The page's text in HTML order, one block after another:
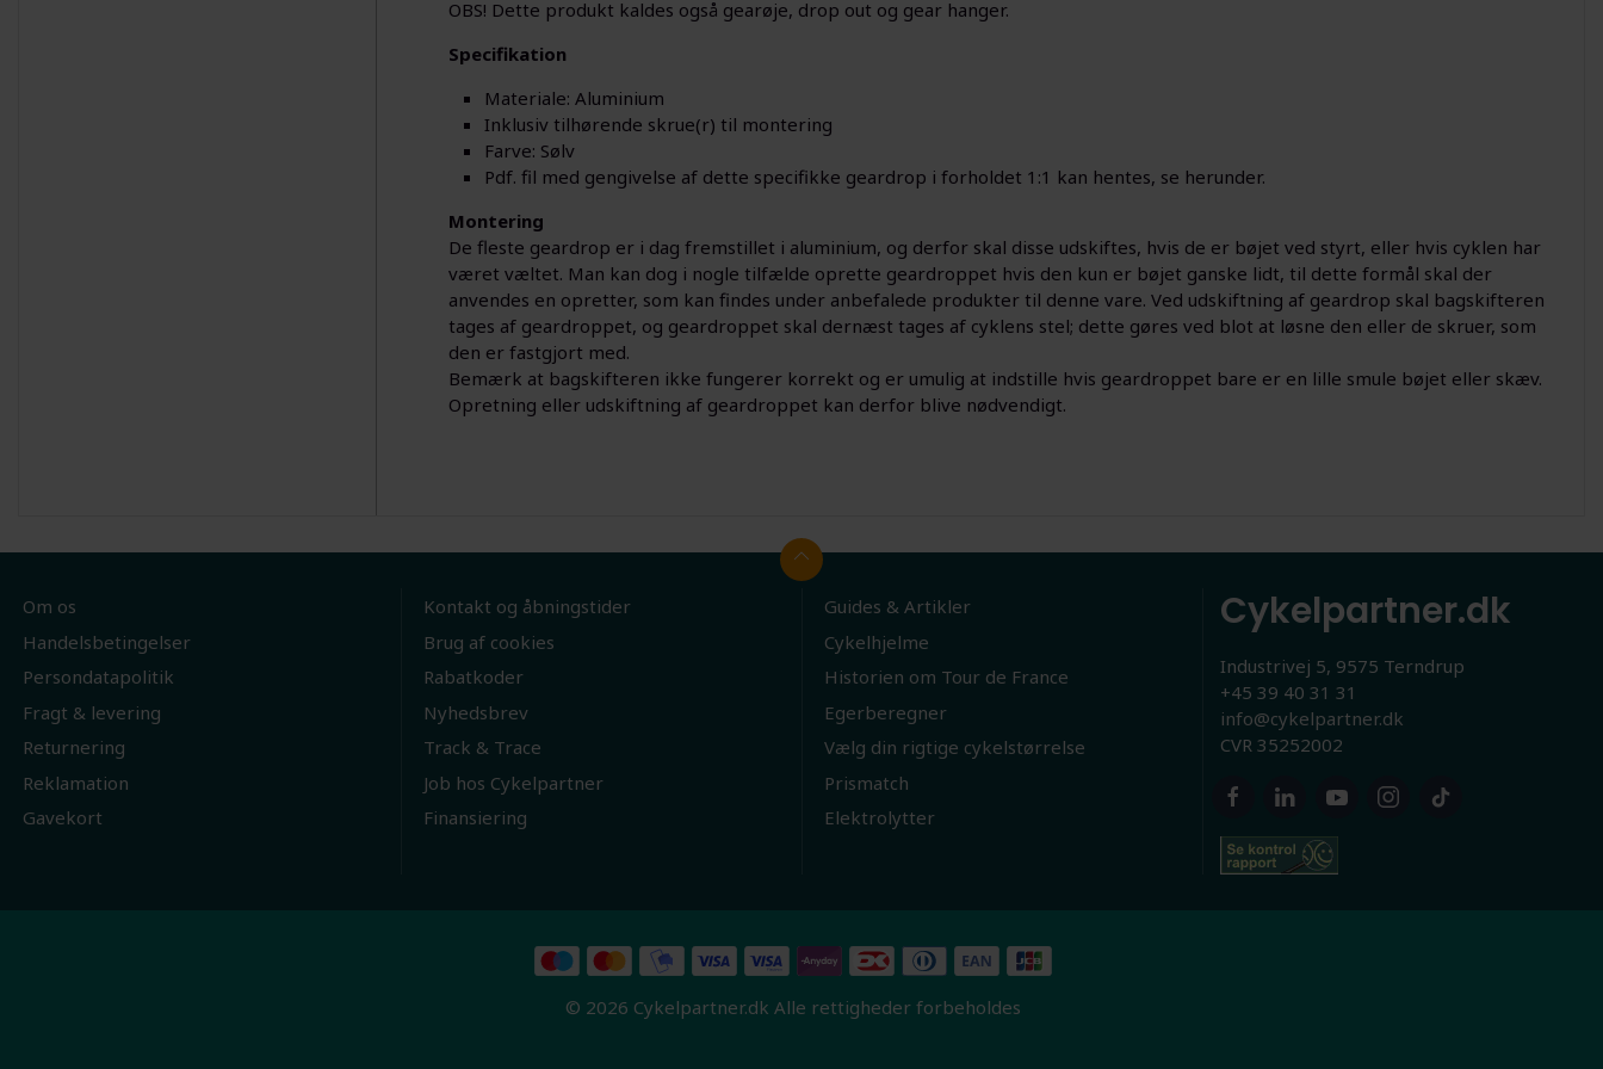
OBS! Dette produkt kaldes også gearøje, drop out og gear hanger.
Specifikation
Materiale: Aluminium
Inklusiv tilhørende skrue(r) til montering
Farve: Sølv
Pdf. fil med gengivelse af dette specifikke geardrop i forholdet 1:1 kan hentes, se herunder.
Montering
De fleste geardrop er i dag fremstillet i aluminium, og derfor skal disse udskiftes, hvis de er bøjet ved styrt, eller hvis cyklen har
været væltet. Man kan dog i nogle tilfælde oprette geardroppet hvis den kun er bøjet ganske lidt, til dette formål skal der
anvendes en opretter, som kan findes under anbefalede produkter til denne vare. Ved udskiftning af geardrop skal bagskifteren
tages af geardroppet, og geardroppet skal dernæst tages af cyklens stel; dette gøres ved blot at løsne den eller de skruer, som
den er fastgjort med.
Bemærk at bagskifteren ikke fungerer korrekt og er umulig at indstille hvis geardroppet bare er en lille smule bøjet eller skæv.
Opretning eller udskiftning af geardroppet kan derfor blive nødvendigt.
Om os
Handelsbetingelser
Persondatapolitik
Fragt & levering
Returnering
Reklamation
Gavekort
Kontakt og åbningstider
Brug af cookies
Rabatkoder
Nyhedsbrev
Track & Trace
Job hos Cykelpartner
Finansiering
Guides & Artikler
Cykelhjelme
Historien om Tour de France
Egerberegner
Vælg din rigtige cykelstørrelse
Prismatch
Elektrolytter
Cykelpartner.dk
Industrivej 5, 9575 Terndrup
+45 39 40 31 31
info@cykelpartner.dk
CVR 35252002
© 2026 Cykelpartner.dk Alle rettigheder forbeholdes